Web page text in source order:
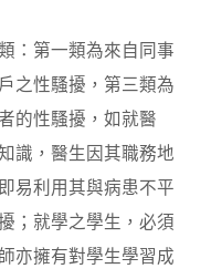
：第一類為來自同事
之性騷擾，第三類為
的性騷擾，如就醫
識，醫生因其職務地
易利用其與病患不平
；就學之學生，必須
亦擁有對學生學習成